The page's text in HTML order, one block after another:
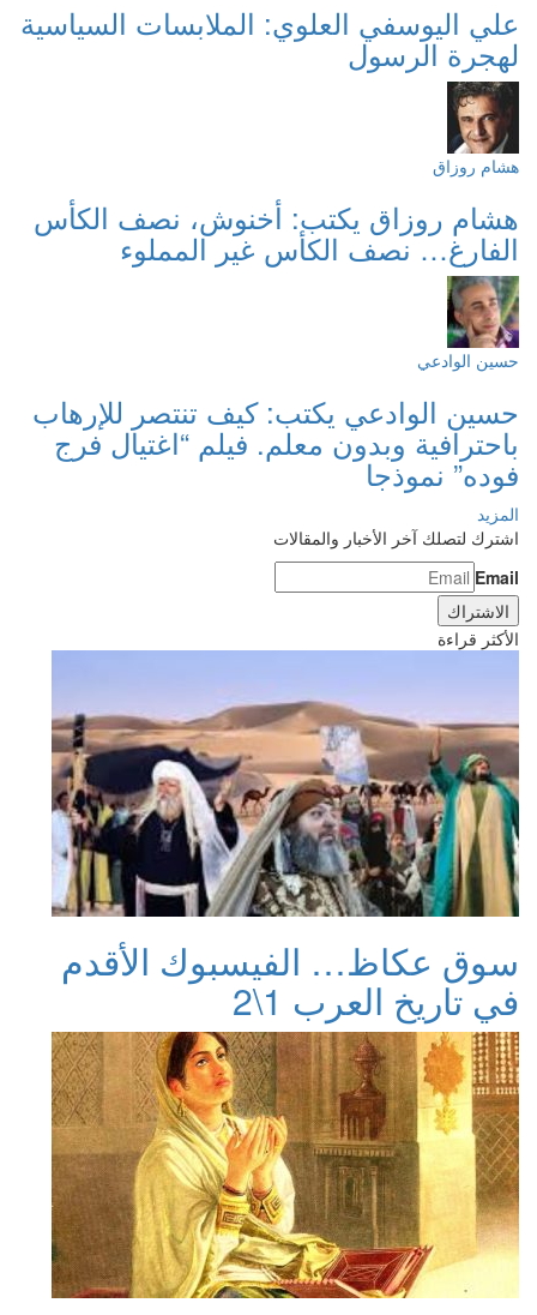
علي اليوسفي العلوي: الملابسات السياسية
لهجرة الرسول
هشام روزاق
هشام روزاق يكتب: أخنوش، نصف الكأس
الفارغ… نصف الكأس غير المملوء
حسين الوادعي
حسين الوادعي يكتب: كيف تنتصر للإرهاب
باحترافية وبدون معلم. فيلم “اغتيال فرج
فوده” نموذجا
المزيد
اشترك لتصلك آخر الأخبار والمقالات
Email
الأكثر قراءة
سوق عكاظ… الفيسبوك الأقدم
في تاريخ العرب 1\2